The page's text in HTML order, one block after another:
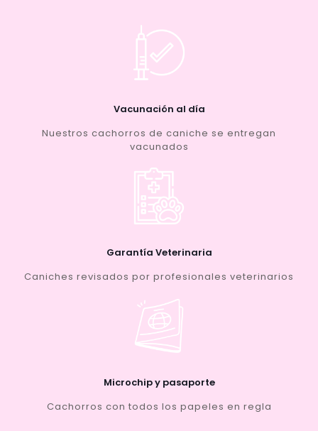
Vacunación al día
Nuestros cachorros de caniche se entregan
vacunados
Garantía Veterinaria
Caniches revisados por profesionales veterinarios
Microchip y pasaporte
Cachorros con todos los papeles en regla